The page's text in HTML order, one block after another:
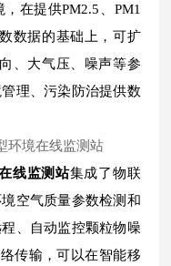
在提供PM2.5、PM1
数据的基础上，可扩
、大气压、噪声等参
理、污染防治提供数
线监测站集成了物联
空气质量参数检测和
、自动监控颗粒物噪
传输，可以在智能移